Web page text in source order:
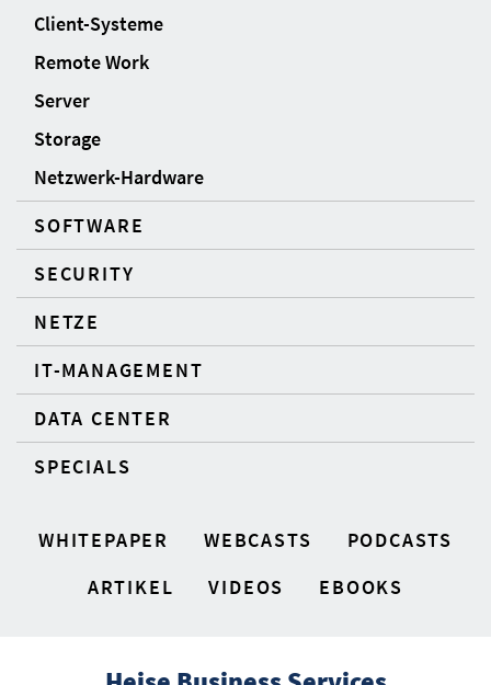
Client-Systeme
Remote Work
Server
Storage
Netzwerk-Hardware
SOFTWARE
SECURITY
NETZE
IT-MANAGEMENT
DATA CENTER
SPECIALS
WHITEPAPER WEBCASTS
PODCASTS
ARTIKEL
VIDEOS EBOOKS